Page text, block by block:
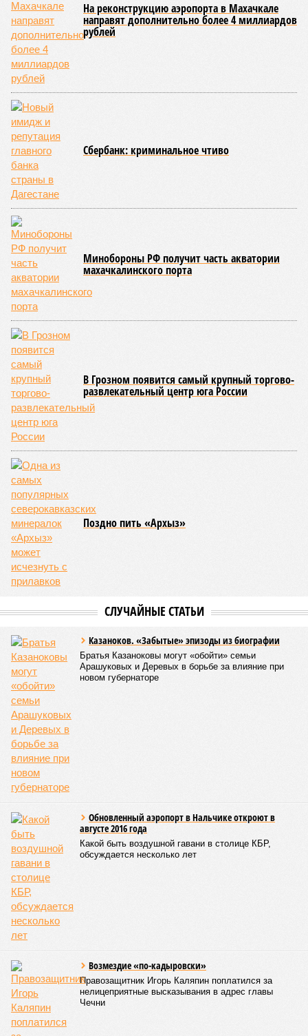
нанесли колоссальный урон дорожной инфраструктуре, в
результате чего на пике разгула стихии без связи с
внешним миром оказались жители 53 сёл. К 12 июля эта
цифра сократилась до 23, и сейчас в профильном
ведомстве фиксируют дальнейшее улучшение обстановки.
В Агульском районе вследствие частичного обрушения
каменно-арочного моста полностью прервано сообщение с
лишь к 17 июля.
В Гунибском районе на стратегической дороге «Гуниб –
Кумух» бурные потоки полностью уничтожили подъездные
пути к мостовому переходу, в результате чего от внешнего
мира оказались отрезаны сразу шесть населённых
пунктов. Ещё четыре посёлка лишились транспортного
сообщения в Лакском районе, где в настоящий момент
функционирует временная схема движения.
На региональной трассе «Мамраш – Ташкапур –
Араканский мост», пролегающей по Гергебильскому району,
водная стихия размыла дорожное полотно на семи
различных отрезках, и весь автомобильный поток был
вынужденно пущен по альтернативным маршрутам до тех
пор, пока не спадёт уровень воды в реке Кара-Койсу, что
ожидается не ранее 17 июля.
В Дахадаевском районе транспортное сообщение с одним
из сёл прервано из-за масштабного оползня, сошедшего на
проезжую часть дороги Ашты – Дирбакмахи, и открыть
движение там планируют лишь 18 июля. В Рутульском
районе без транспортного сообщения продолжают
оставаться ещё три населённых пункта.
В Тляратинском районе специалистам удалось наладить
сообщение с семью сёлами по временной схеме. В
Унцукульском районе движение по-прежнему полностью
перекрыто на автомобильной дороге «Араканская
площадка – Унцукуль – Сагринский мост», при этом
организованы объездные маршруты, а непосредственно к
аварийно-восстановительным работам рассчитывают
приступить только после существенного снижения напора
воды, сбрасываемой из штольни Ирганайской ГЭС,
ориентировочно к 15 августа.
В Чародинском районе на дороге «Цуриб – Арчиб»
транспортное сообщение с 18 населёнными пунктами было
восстановлено по временной схеме, однако подъездные
пути к двум селам всё ещё остаются заблокированными.
Ранее в Унцукульском районе Дагестана из-за
повреждения дорожного полотна протяжённостью 110
метров и серьёзных нарушений в системе водоснабжения
был объявлен режим ЧС. Для борьбы с паводками в
республике активно задействуют волонтёров.
В Кисловодске
готовятся к запуску
05/08
Ставрополье вошло в топ-10 регионов России по
турпотоку в первой половине 2026 года
05/08
Более трети автомобилистов Северного Кавказа
стали реже пользоваться машиной
04/08
В Северной Осетии задержали мужчину за стрельбу